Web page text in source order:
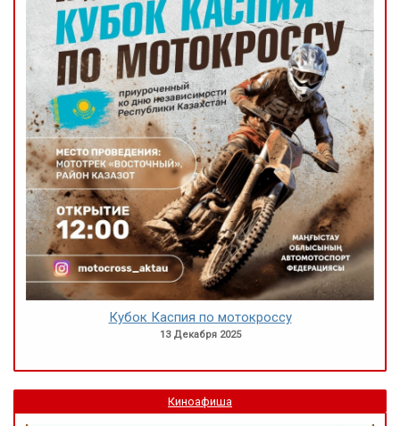
Кубок Каспия по мотокроссу
13 Декабря 2025
Киноафиша